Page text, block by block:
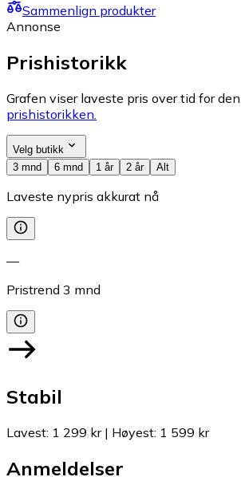
Sammenlign produkter
Annonse
Prishistorikk
Grafen viser laveste pris over tid for
prishistorikken.
Velg butikk
3 mnd
6 mnd 1 år 2 år Alt
Laveste nypris akkurat nå
—
Pristrend 3 mnd
Stabil
Lavest: 1 299 kr| Høyest: 1 599 kr
Anmeldelser